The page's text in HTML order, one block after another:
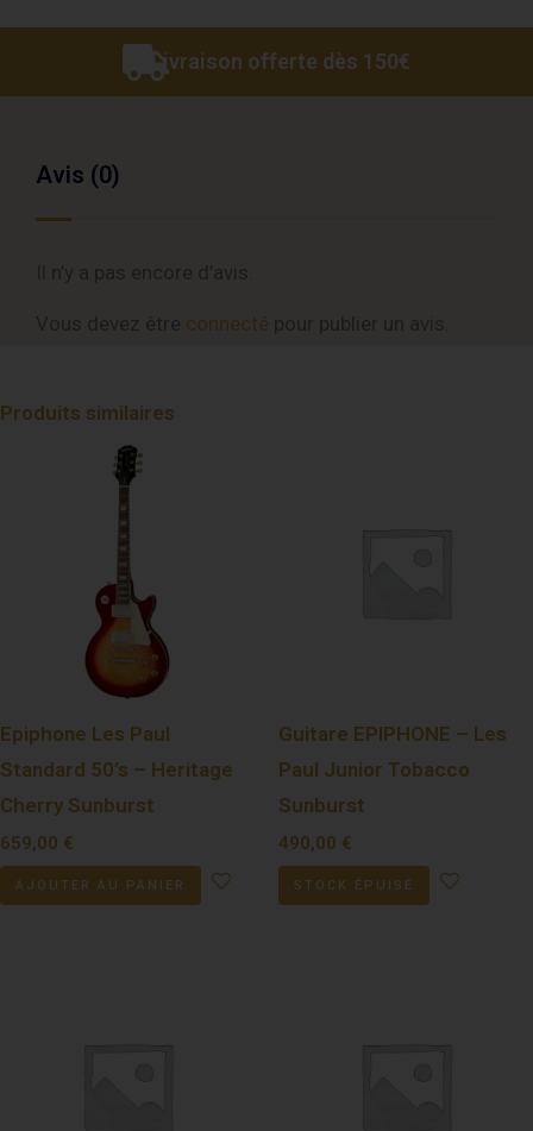
pour
Biblio
Livraison offerte dès 150€
Avis (0)
connecté
Produits similaires
Epiphone Les Paul
Standard 50’s – Heritage
Cherry Sunburst
659,00 €
AJOUTER AU PANIER
Guitare EPIPHONE – Les
Paul Junior Tobacco
Sunburst
490,00 €
STOCK ÉPUISÉ